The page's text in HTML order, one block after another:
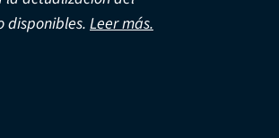
disponibles. Leer más.